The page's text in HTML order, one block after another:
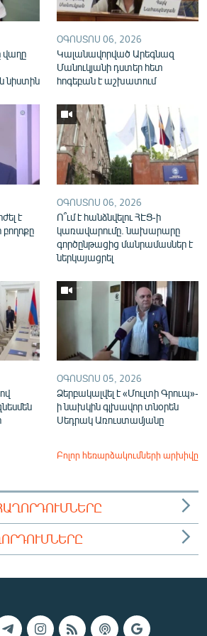
կայքերը
վաղը
նիստին
ՕԳՈՍՏՈՍ 06, 2026
Կալանավորված Արեգնազ
Մանուկյանի դստեր հետ
հոգեբան է աշխատում
է
ՕԳՈՍՏՈՍ 06, 2026
Ո՞ւմ է հանձնվելու ՀԷՑ-ի
կառավարումը. նախարարը
գործընթացից մանրամասներ է
ներկայացրել
ՕԳՈՍՏՈՍ 05, 2026
Ձերբակալվել է «Մուլտի Գրուպ»-
ի նախկին գլխավոր տնօրեն
Սեդրակ Առուստամյանը
Բոլոր հեռարձակումների արխիվը